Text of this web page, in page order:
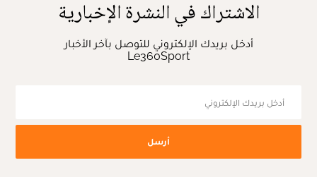
الاشتراك في النشرة الإخبارية
أدخل بريدك الإلكتروني للتوصل بآخر الأخبار
Le360Sport
أرسل